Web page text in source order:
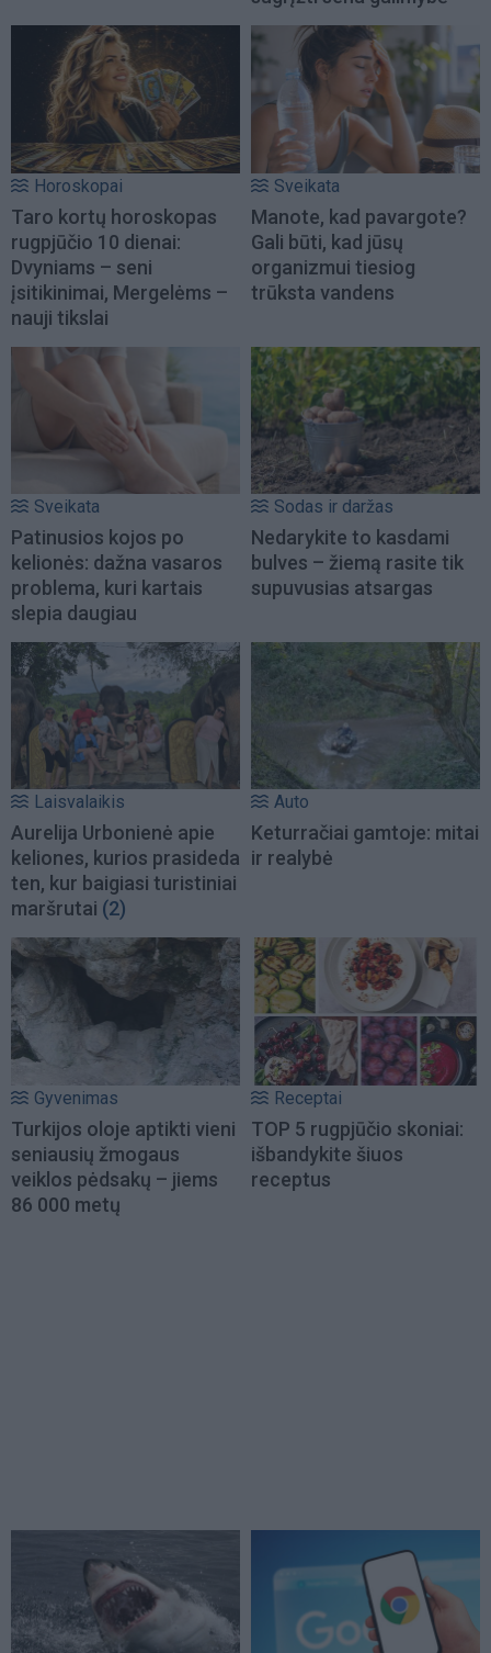
Horoskopai
Taro kortų horoskopas
rugpjūčio 10 dienai:
Dvyniams – seni
įsitikinimai, Mergelėms –
nauji tikslai
Sveikata
Manote, kad pavargote?
Gali būti, kad jūsų
organizmui tiesiog
trūksta vandens
Sveikata
Patinusios kojos po
kelionės: dažna vasaros
problema, kuri kartais
slepia daugiau
Sodas ir daržas
Nedarykite to kasdami
bulves – žiemą rasite tik
supuvusias atsargas
Laisvalaikis
Aurelija Urbonienė apie
keliones, kurios prasideda
ten, kur baigiasi turistiniai
maršrutai (2)
Auto
Keturračiai gamtoje: mitai
ir realybė
Gyvenimas
Turkijos oloje aptikti vieni
seniausių žmogaus
veiklos pėdsakų – jiems
86 000 metų
Receptai
TOP 5 rugpjūčio skoniai:
išbandykite šiuos
receptus